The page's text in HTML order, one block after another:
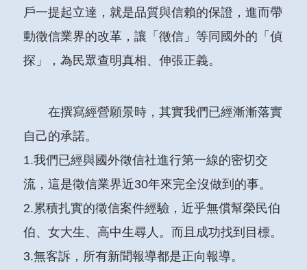
戶一提起立達，就是品質與信賴的保證，進而帶
動徵信業界的改革，讓「徵信」等同國外的「偵
探」，為民眾查明真相、伸張正義。
在撰寫經營願景時，其實我們已經漸漸落實
自己的承諾。
1.我們已經與國外徵信社進行第一線的密切交
流，這是徵信業界近30年來完全沒做到的事。
2.累積扎實的徵信案件經驗，近乎無償幫榮民伯
伯、女大生、高中生尋人。而且成功找到目標。
3.無客訴，所有新聞報導都是正向報導。